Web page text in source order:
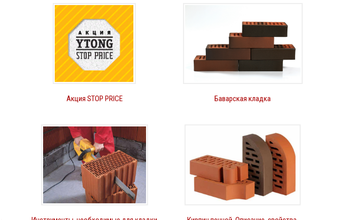
Акция STOP PRICE Баварская кладка